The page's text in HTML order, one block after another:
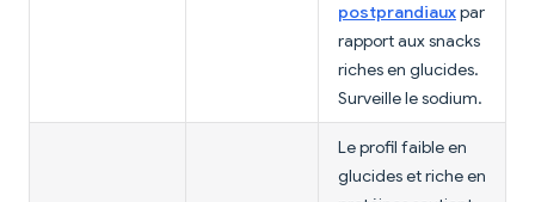
postprandiauxpar
rapport aux snacks
riches en glucides.
Surveille le sodium.
Le profil faible en
glucides et riche en